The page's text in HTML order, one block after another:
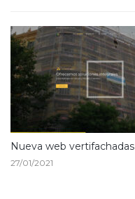
Nueva web vertifachadas
27/01/2021